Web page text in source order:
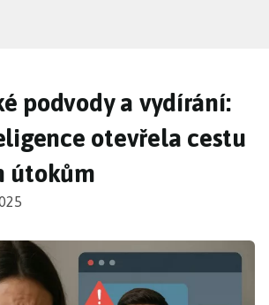
podvody a vydírání:
otevřela cestu
útokům